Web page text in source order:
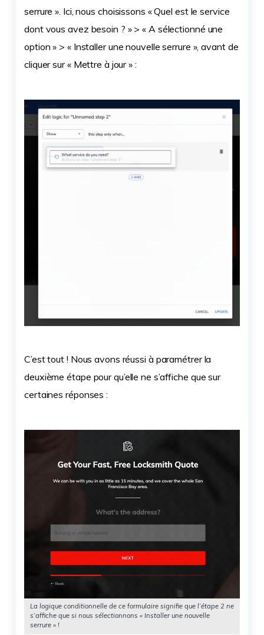
serrure ». Ici, nous choisissons « Quel est le service
dont vous avez besoin ? » > « A sélectionné une
option » > « Installer une nouvelle serrure », avant de
cliquer sur « Mettre à jour » :
C’est tout ! Nous avons réussi à paramétrer la
deuxième étape pour qu’elle ne s’affiche que sur
certaines réponses :
La logique conditionnelle de ce formulaire signifie que l’étape 2 ne
s’affiche que si nous sélectionnons « Installer une nouvelle
serrure » !